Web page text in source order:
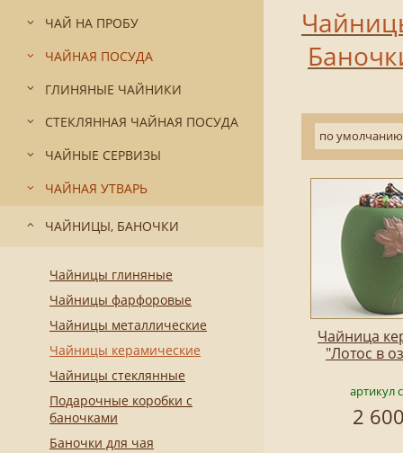
ЧАЙ НА ПРОБУ
ЧАЙНАЯ ПОСУДА
ГЛИНЯНЫЕ ЧАЙНИКИ
СТЕКЛЯННАЯ ЧАЙНАЯ ПОСУДА
ЧАЙНЫЕ СЕРВИЗЫ
ЧАЙНАЯ УТВАРЬ
ЧАЙНИЦЫ, БАНОЧКИ
Чайницы глиняные
Чайницы фарфоровые
Чайницы металлические
Чайницы керамические
Чайницы стеклянные
Подарочные коробки с
баночками
Баночки для чая
по умолчанию
Чайница
"Лотос в
артикул
2